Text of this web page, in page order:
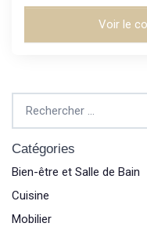
Voir le
Catégories
Bien-être et Salle de Bain
Cuisine
Mobilier